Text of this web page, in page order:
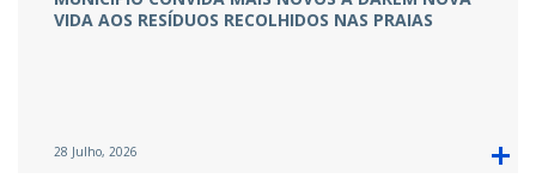
VIDA AOS RESÍDUOS RECOLHIDOS NAS PRAIAS
28 Julho, 2026